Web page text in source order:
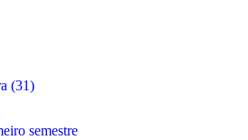
(31)
semestre